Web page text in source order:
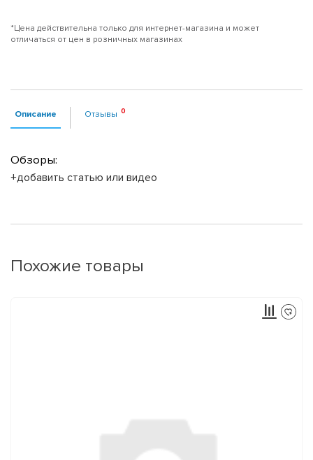
*Цена действительна только для интернет-магазина и может
отличаться от цен в розничных магазинах
Описание Отзывы
Обзоры:
+добавить статью или видео
Похожие товары